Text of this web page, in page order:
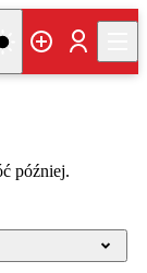
później.